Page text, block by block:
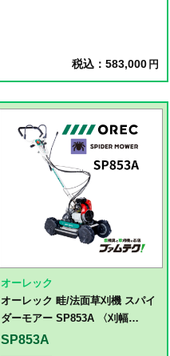
税込：583,000 円
オーレック
オーレック 畦/法面草刈機 スパイ
ダーモアー SP853A 〈刈幅
500mm〉
SP853A